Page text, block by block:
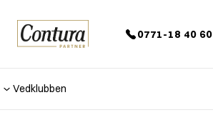
0771-18 40 60
Vedklubben